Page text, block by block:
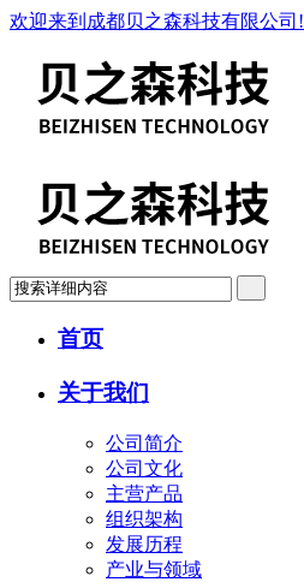
欢迎来到成都贝之森科技有限公司!
首页
关于我们
公司简介
公司文化
主营产品
组织架构
发展历程
产业与领域